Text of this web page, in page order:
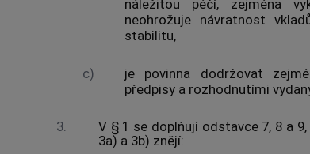
náležitou péčí, zejména
neohrožuje návratnost
stabilitu,
c)
je povinna dodržovat
předpisy a rozhodnutími
3.
V § 1 se doplňují odstavce 7, 8 a
3a) a 3b) znějí: